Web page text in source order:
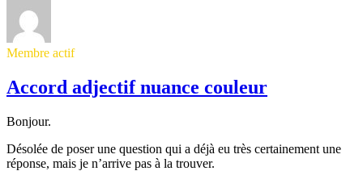
Membre actif
Accord adjectif nuance couleur
Bonjour.
Désolée de poser une question qui a déjà eu très certainement une
réponse, mais je n’arrive pas à la trouver.